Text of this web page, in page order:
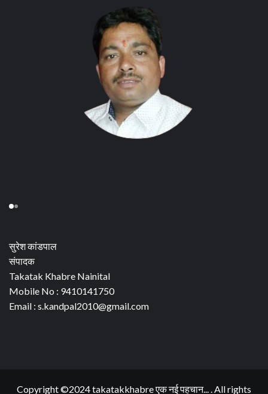
सुरेश कांडपाल
संपादक
Takatak Khabre Nainital
Mobile No : 9410141750
Email : s.kandpal2010@gmail.com
Copyright ©2024 takatakkhabre एक नई पहचान... . All rights